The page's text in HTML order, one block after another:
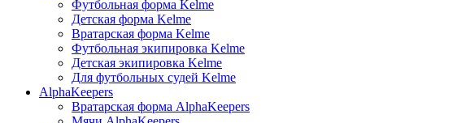
Футбольная форма Kelme
Детская форма Kelme
Вратарская форма Kelme
Футбольная экипировка Kelme
Детская экипировка Kelme
Для футбольных судей Kelme
AlphaKeepers
Вратарская форма AlphaKeepers